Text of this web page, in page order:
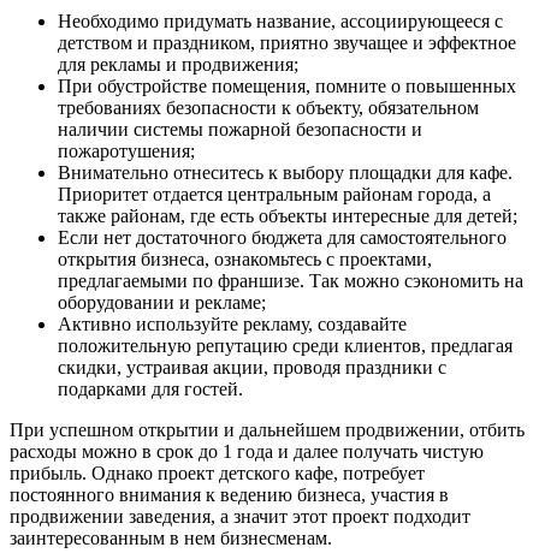
Необходимо придумать название, ассоциирующееся с
детством и праздником, приятно звучащее и эффектное
для рекламы и продвижения;
При обустройстве помещения, помните о повышенных
требованиях безопасности к объекту, обязательном
наличии системы пожарной безопасности и
пожаротушения;
Внимательно отнеситесь к выбору площадки для кафе.
Приоритет отдается центральным районам города, а
также районам, где есть объекты интересные для детей;
Если нет достаточного бюджета для самостоятельного
открытия бизнеса, ознакомьтесь с проектами,
предлагаемыми по франшизе. Так можно сэкономить на
оборудовании и рекламе;
Активно используйте рекламу, создавайте
положительную репутацию среди клиентов, предлагая
скидки, устраивая акции, проводя праздники с
подарками для гостей.
При успешном открытии и дальнейшем продвижении, отбить
расходы можно в срок до 1 года и далее получать чистую
прибыль. Однако проект детского кафе, потребует
постоянного внимания к ведению бизнеса, участия в
продвижении заведения, а значит этот проект подходит
заинтересованным в нем бизнесменам.